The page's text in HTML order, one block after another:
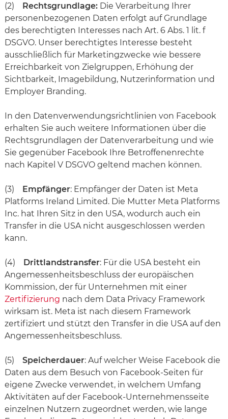
(2) Rechtsgrundlage: Die Verarbeitung Ihrer
personenbezogenen Daten erfolgt auf Grundlage
des berechtigten Interesses nach Art. 6 Abs. 1 lit. f
DSGVO. Unser berechtigtes Interesse besteht
ausschließlich für Marketingzwecke wie bessere
Erreichbarkeit von Zielgruppen, Erhöhung der
Sichtbarkeit, Imagebildung, Nutzerinformation und
Employer Branding.
In den Datenverwendungsrichtlinien von Facebook
erhalten Sie auch weitere Informationen über die
Rechtsgrundlagen der Datenverarbeitung und wie
Sie gegenüber Facebook Ihre Betroffenenrechte
nach Kapitel V DSGVO geltend machen können.
(3) Empfänger: Empfänger der Daten ist Meta
Platforms Ireland Limited. Die Mutter Meta Platforms
Inc. hat Ihren Sitz in den USA, wodurch auch ein
Transfer in die USA nicht ausgeschlossen werden
kann.
(4) Drittlandstransfer: Für die USA besteht ein
Angemessenheitsbeschluss der europäischen
Kommission, der für Unternehmen mit einer
Zertifizierung nach dem Data Privacy Framework
wirksam ist. Meta ist nach diesem Framework
zertifiziert und stützt den Transfer in die USA auf den
Angemessenheitsbeschluss.
(5) Speicherdauer: Auf welcher Weise Facebook die
Daten aus dem Besuch von Facebook-Seiten für
eigene Zwecke verwendet, in welchem Umfang
Aktivitäten auf der Facebook-Unternehmensseite
einzelnen Nutzern zugeordnet werden, wie lange